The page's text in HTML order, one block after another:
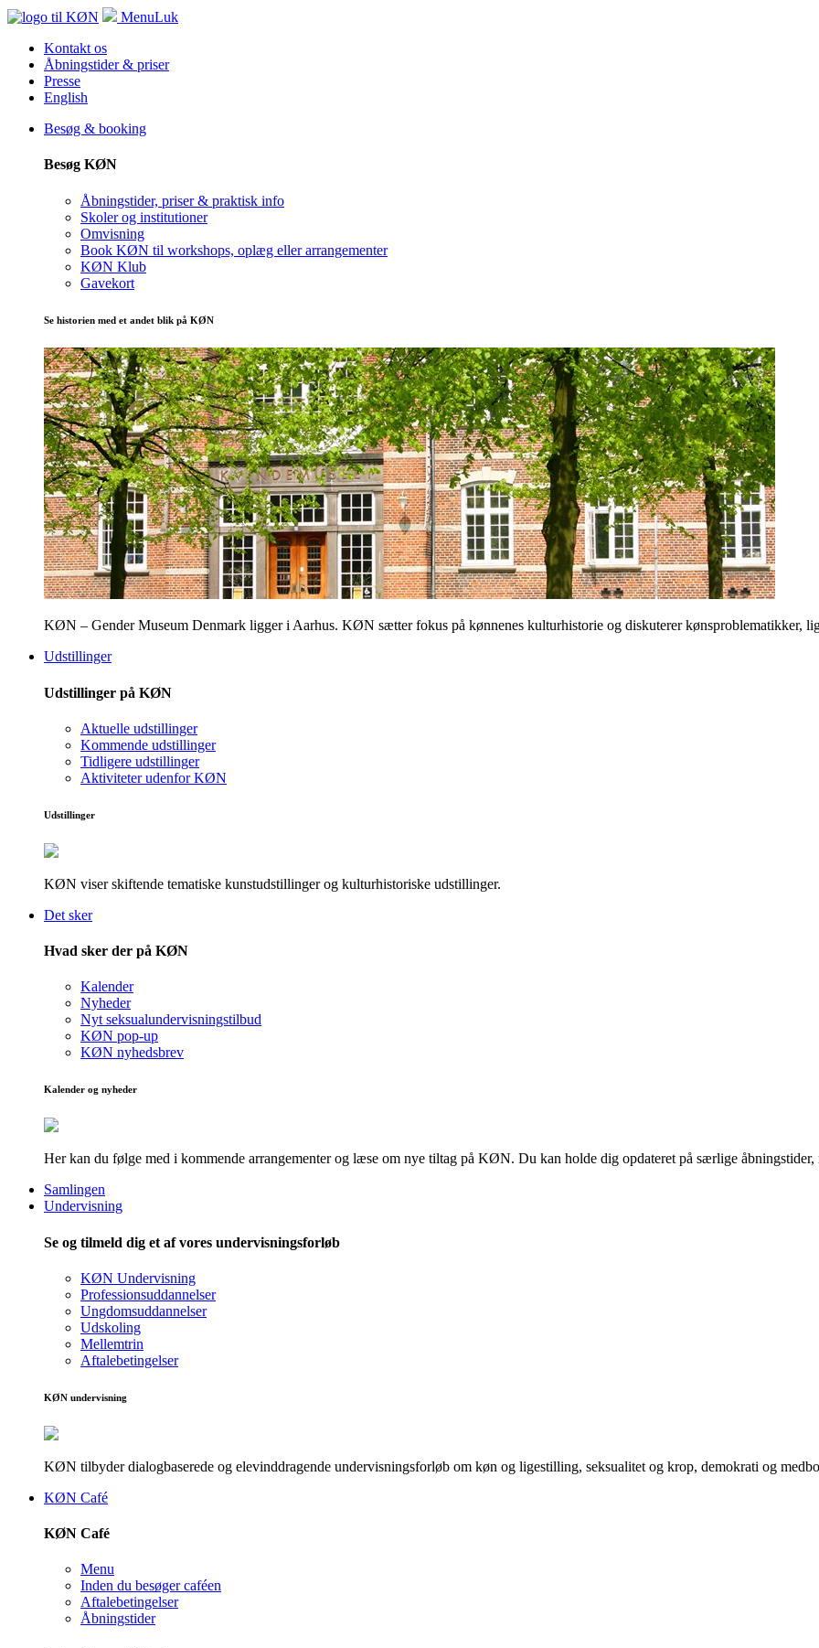
MenuLuk
Kontakt os
Åbningstider & priser
Presse
English
Besøg & booking
Besøg KØN
Åbningstider, priser & praktisk info
Skoler og institutioner
Omvisning
Book KØN til workshops, oplæg eller arrangementer
KØN Klub
Gavekort
Se historien med et andet blik på KØN
KØN – Gender Museum Denmark ligger i Aarhus. KØN sætter fokus på kønnenes kulturhistorie og diskuterer kønsproblematikker,
Udstillinger
Udstillinger på KØN
Aktuelle udstillinger
Kommende udstillinger
Tidligere udstillinger
Aktiviteter udenfor KØN
Udstillinger
KØN viser skiftende tematiske kunstudstillinger og kulturhistoriske udstillinger.
Det sker
Hvad sker der på KØN
Kalender
Nyheder
Nyt seksualundervisningstilbud
KØN pop-up
KØN nyhedsbrev
Kalender og nyheder
Her kan du følge med i kommende arrangementer og læse om nye tiltag på KØN. Du kan holde dig opdateret på særlige åbningstider,
Samlingen
Undervisning
Se og tilmeld dig et af vores undervisningsforløb
KØN Undervisning
Professionsuddannelser
Ungdomsuddannelser
Udskoling
Mellemtrin
Aftalebetingelser
KØN undervisning
KØN tilbyder dialogbaserede og elevinddragende undervisningsforløb om køn og ligestilling, seksualitet og krop, demokrati og
KØN Café
KØN Café
Menu
Inden du besøger caféen
Aftalebetingelser
Åbningstider